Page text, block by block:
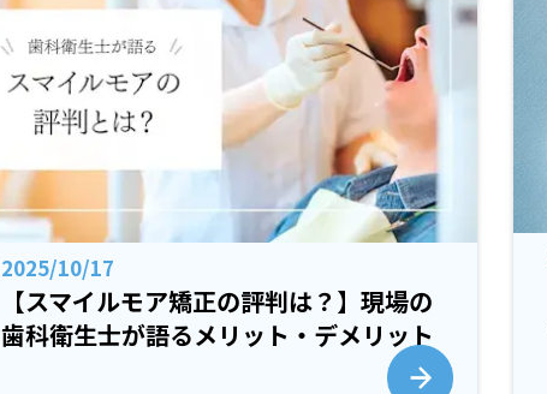
2025/10/17
【スマイルモア矯正の評判は？】現場の
歯科衛生士が語るメリット・デメリット